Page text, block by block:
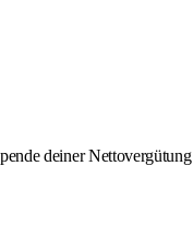
deiner Nettovergütung